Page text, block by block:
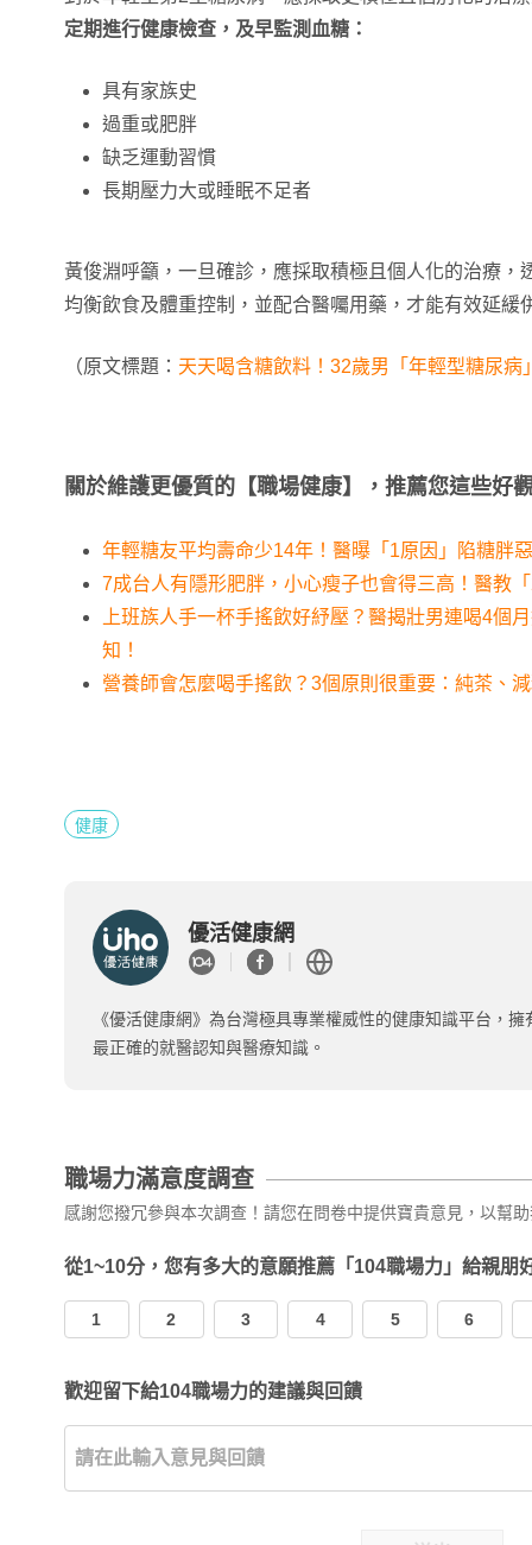
定期進行健康檢查，及早監測血糖：
具有家族史
過重或肥胖
缺乏運動習慣
長期壓力大或睡眠不足者
黃俊淵呼籲，一旦確診，應採取積極且個人化的治療，
均衡飲食及體重控制，並配合醫囑用藥，才能有效延緩
（原文標題： 天天喝含糖飲料！32歲男「年輕型糖尿
關於維護更優質的【職場健康】，推薦您這些好
年輕糖友平均壽命少14年！醫曝「1原因」陷糖胖
7成台人有隱形肥胖，小心瘦子也會得三高！醫教
上班族人手一杯手搖飲好紓壓？醫揭壯男連喝4個
知！
營養師會怎麼喝手搖飲？3個原則很重要：純茶、
健康
優活健康網
《優活健康網》為台灣極具專業權威性的健康知識平台，
最正確的就醫認知與醫療知識。
職場力滿意度調查
感謝您撥冗參與本次調查！請您在問卷中提供寶貴意見，以幫
從1~10分，您有多大的意願推薦「104職場力」給親朋
1 2 3 4 5 6
歡迎留下給104職場力的建議與回饋